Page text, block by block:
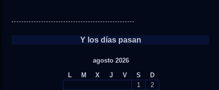
Y los días pasan
agosto 2026
L
M X J V S
D
1
2